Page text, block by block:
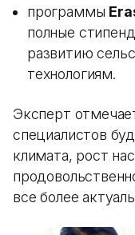
программы
полные
развитию
технологиям.
Эксперт
специалистов
климата, рост
все более